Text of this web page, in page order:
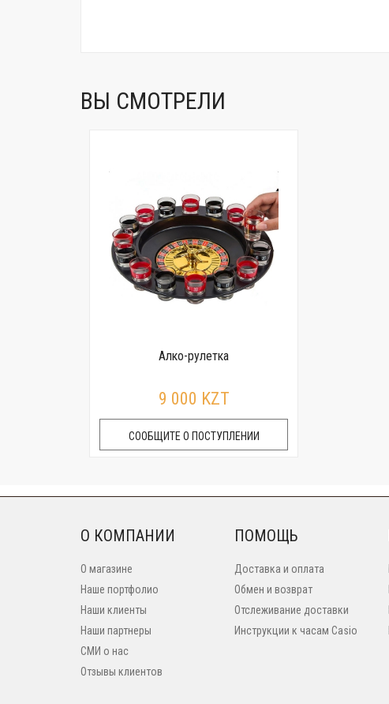
ВЫ СМОТРЕЛИ
Алко-рулетка
9 000 KZT
СООБЩИТЕ О ПОСТУПЛЕНИИ
О КОМПАНИИ
О магазине
Наше портфолио
Наши клиенты
Наши партнеры
СМИ о нас
Отзывы клиентов
ПОМОЩЬ
Доставка и оплата
Обмен и возврат
Отслеживание доставки
Инструкции к часам Casio